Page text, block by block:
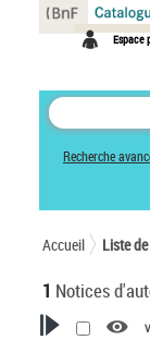
Espace
Recherche
Accueil Liste
1 Notices
Panneau de gestion des